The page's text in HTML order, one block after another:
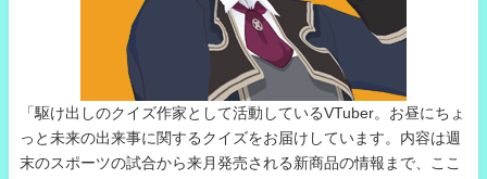
「駆け出しのクイズ作家として活動しているVTuber。お昼にちょ
っと未来の出来事に関するクイズをお届けしています。内容は週
末のスポーツの試合から来月発売される新商品の情報まで、ここ